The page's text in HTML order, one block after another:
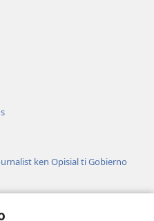
ken Opisial ti Gobierno